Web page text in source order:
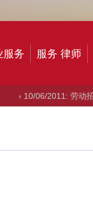
服务 服务 律师
劳动招聘咨询